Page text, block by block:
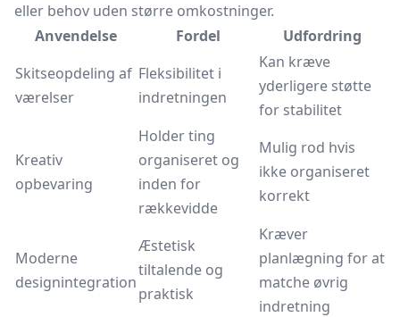
eller behov uden større omkostninger.
Anvendelse
Fordel
Udfordring
Skitseopdeling af
værelser
Fleksibilitet i
indretningen
Kan kræve
yderligere støtte
for stabilitet
Kreativ
opbevaring
Holder ting
organiseret og
inden for
rækkevidde
Mulig rod hvis
ikke organiseret
korrekt
Moderne
designintegration
Æstetisk
tiltalende og
praktisk
Kræver
planlægning for at
matche øvrig
indretning